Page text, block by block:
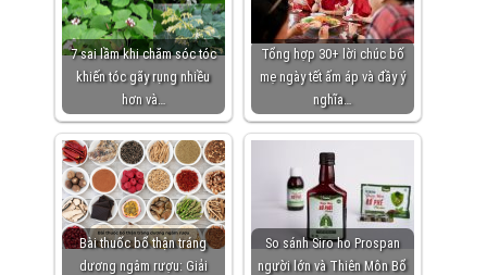
7 sai lầm khi chăm sóc tóc
khiến tóc gãy rụng nhiều
hơn và…
Tổng hợp 30+ lời chúc bố
mẹ ngày tết ấm áp và đầy ý
nghĩa…
Bài thuốc bổ thận tráng
dương ngâm rượu: Giải
So sánh Siro ho Prospan
người lớn và Thiên Môn Bổ